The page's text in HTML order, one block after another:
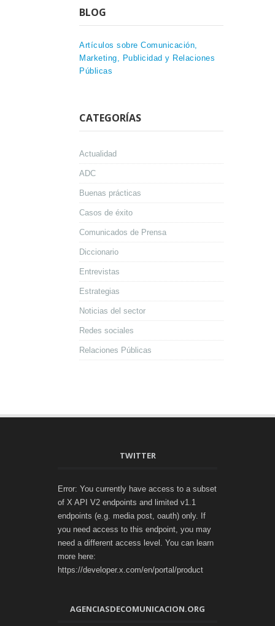
BLOG
Artículos sobre Comunicación,
Marketing, Publicidad y Relaciones
Públicas
CATEGORÍAS
Actualidad
ADC
Buenas prácticas
Casos de éxito
Comunicados de Prensa
Diccionario
Entrevistas
Estrategias
Noticias del sector
Redes sociales
Relaciones Públicas
TWITTER
Error: You currently have access to a subset
of X API V2 endpoints and limited v1.1
endpoints (e.g. media post, oauth) only. If
you need access to this endpoint, you may
need a different access level. You can learn
more here:
https://developer.x.com/en/portal/product
AGENCIASDECOMUNICACION.ORG